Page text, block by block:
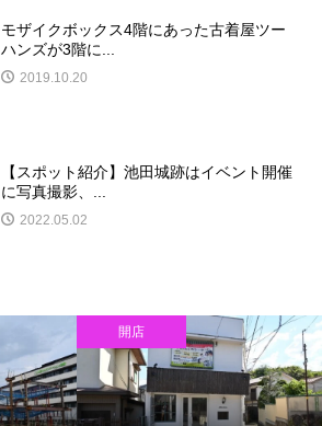
モザイクボックス4階にあった古着屋ツー
ハンズが3階に...
2019.10.20
【スポット紹介】池田城跡はイベント開催
に写真撮影、...
2022.05.02
開店